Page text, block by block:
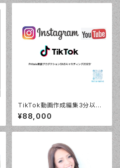
TikTok動画作成編集3分以
内
¥88,000